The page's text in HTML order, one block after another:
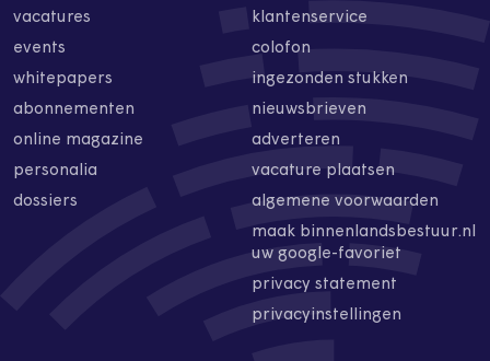
vacatures
events
whitepapers
abonnementen
online magazine
personalia
dossiers
klantenservice
colofon
ingezonden stukken
nieuwsbrieven
adverteren
vacature plaatsen
algemene voorwaarden
maak binnenlandsbestuur.nl
uw google-favoriet
privacy statement
privacyinstellingen